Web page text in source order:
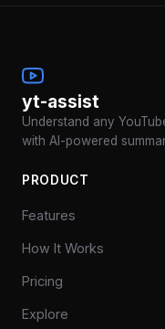
yt-assist
Understand any
with AI-powered
PRODUCT
Features
How It Works
Pricing
Explore